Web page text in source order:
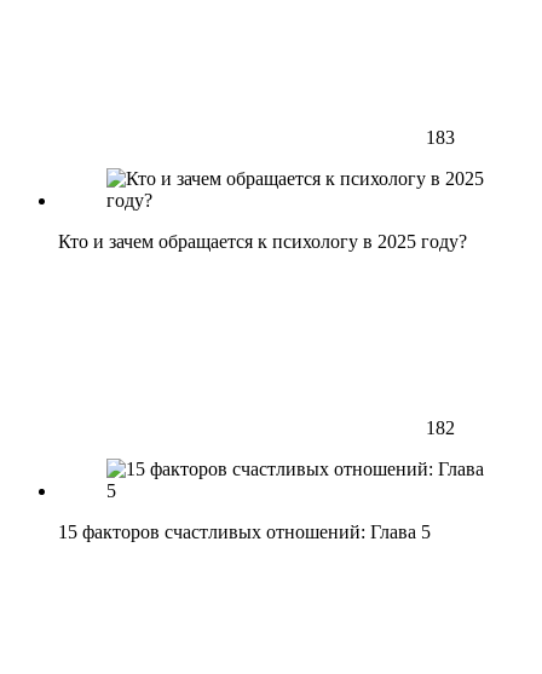
183
Кто и зачем обращается к психологу в 2025 году?
182
15 факторов счастливых отношений: Глава 5